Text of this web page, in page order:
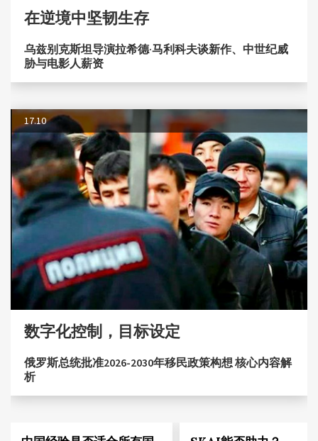
在逆境中坚韧生存
乌兹别克斯坦导演拉希德·马利科夫谈新作、中世纪威
胁与电影人薪资
17.10
数字化控制，目标设定
俄罗斯总统批准2026-2030年移民政策构想 核心内容解
析